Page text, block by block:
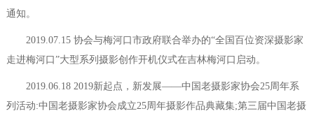
通知。
2019.07.15 协会与梅河口市政府联合举办的“全国百位资深摄影家
走进梅河口”大型系列摄影创作开机仪式在吉林梅河口启动。
2019.06.18 2019新起点，新发展——中国老摄影家协会25周年系
列活动:中国老摄影家协会成立25周年摄影作品典藏集;第三届中国老摄